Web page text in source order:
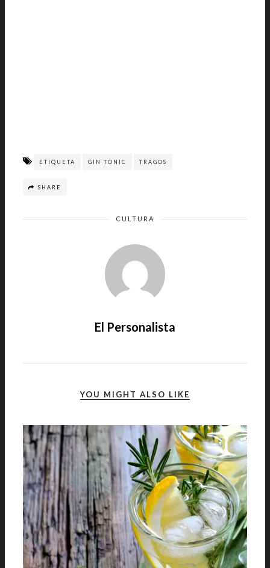
ETIQUETA GIN TONIC TRAGOS
SHARE
CULTURA
El Personalista
YOU MIGHT ALSO LIKE